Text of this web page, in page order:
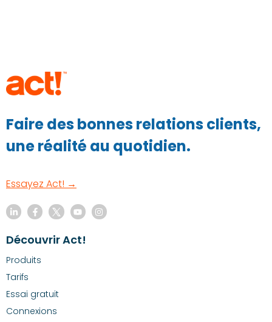
Faire des bonnes relations clients,
une réalité au quotidien.
Essayez Act! →
Découvrir Act!
Produits
Tarifs
Essai gratuit
Connexions